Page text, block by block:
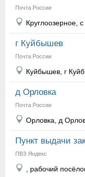
Почта России
Круглоозерное,
г Куйбышев
Почта России
Куйбышев, г
д Орловка
Почта России
Орловка, д
Пункт выдачи
ПВЗ Яндекс
, рабочий